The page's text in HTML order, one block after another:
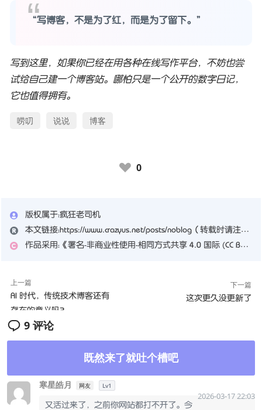
“写博客，不是为了红，而是为了留下。”
写到这里，如果你已经在用各种在线写作平台，不妨也尝
试给自己建一个博客站。哪怕只是一个公开的数字日记，
它也值得拥有。
唠叨 说说 博客
♥ 0
版权属于：疯狂老司机
本文链接：https://www.crazyus.net/posts/noblog （转载时请注明本文出处及文章链接）
作品采用： 《署名-非商业性使用-相同方式共享 4.0 国际 (CC BY-NC-SA 4.0)
上一篇
AI 时代，传统技术博客还有
存在的意义吗？
下一篇
这次更久没更新了
9 评论
既然来了就吐个槽吧
寒星皓月 网友 Lv1
2026-03-17 22:03
又活过来了，之前你网站都打不开了。今